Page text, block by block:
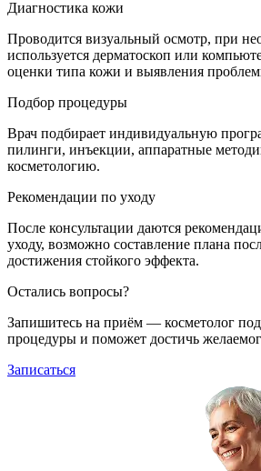
Диагностика кожи
Проводится визуальный осмотр, при
используется дерматоскоп или
оценки типа кожи и выявления
Подбор процедуры
Врач подбирает индивидуальную
пилинги, инъекции, аппаратные
косметологию.
Рекомендации по уходу
После консультации даются
уходу, возможно составление плана
достижения стойкого эффекта.
Остались вопросы?
Запишитесь на приём — косметолог
процедуры и поможет достичь
Записаться